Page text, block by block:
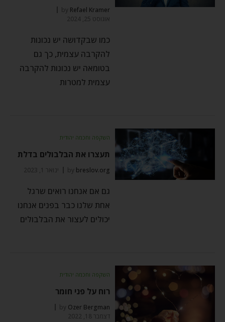
by Refael Kramer
אוגוסט 25, 2024
כמו שבקדושה יש נכונות
להקרבה עצמית, כך גם
בטומאה יש נכונות להקרבה
עצמית למטרות
השקפה וחכמה יהודית
תעצרו את הבלבולים בדלת
by breslov.org ינואר 1, 2023
גם אם אנחנו רואים שרגל
אחת שלנו כבר בפנים אנחנו
יכולים לעצור את הבלבולים
השקפה וחכמה יהודית
רוח על פני חומר
by Ozer Bergman
דצמבר 18, 2022